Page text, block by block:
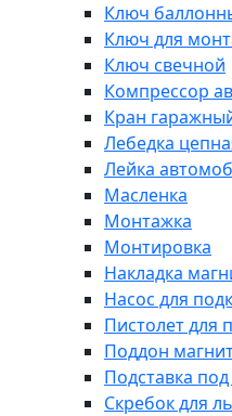
Ключ
Ключ для
Ключ свечной
Компрессор
Кран
Лебедка
Лейка
Масленка
Монтажка
Монтировка
Накладка
Насос для
Пистолет для
Поддон
Подставка
Скребок для